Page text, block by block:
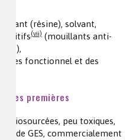
: liant (résine), solvant,
, additifs(vii) (mouillants anti-
fonctionnel et des
premières
biosourcées, peu toxiques,
de GES, commercialement